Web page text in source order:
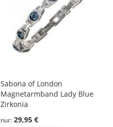
Sabona of London
Magnetarmband Lady Blue
Zirkonia
nur 29,95 €